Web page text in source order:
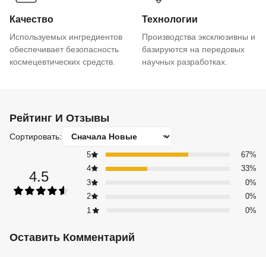
Качество
Используемых ингредиентов
обеспечивает безопасность
космецевтических средств.
Технологии
Производства эксклюзивны и
базируются на передовых
научных разработках.
Рейтинг И Отзывы
Сортировать:
4.5
5
67%
4
33%
3
0%
2
0%
1
0%
Оставить Комментарий